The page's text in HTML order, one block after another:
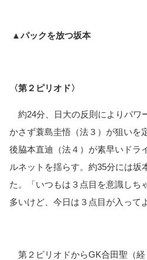
▲パックを放つ坂本
〈第２ピリオド〉
約24分、日大の反則によりパワ
かさず蓑島圭悟（法３）が狙いを
後脇本直迪（法４）が素早いドラ
ルネットを揺らす。約35分には坂
た。「いつもは３点目を意識しち
多いけど、今日は３点目が入って
第２ピリオドからGK合田聖（